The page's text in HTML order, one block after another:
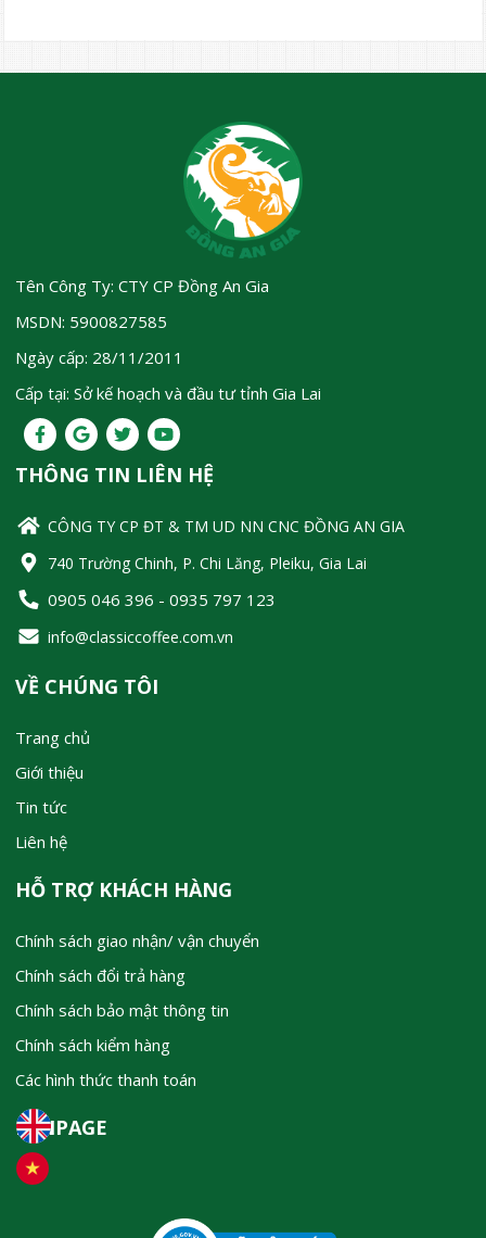
Tên Công Ty: CTY CP Đồng An Gia
MSDN: 5900827585
Ngày cấp: 28/11/2011
Cấp tại: Sở kế hoạch và đầu tư tỉnh Gia Lai
THÔNG TIN LIÊN HỆ
CÔNG TY CP ĐT & TM UD NN CNC ĐỒNG AN GIA
740 Trường Chinh, P. Chi Lăng, Pleiku, Gia Lai
0905 046 396 - 0935 797 123
info@classiccoffee.com.vn
VỀ CHÚNG TÔI
Trang chủ
Giới thiệu
Tin tức
Liên hệ
HỖ TRỢ KHÁCH HÀNG
Chính sách giao nhận/ vận chuyển
Chính sách đổi trả hàng
Chính sách bảo mật thông tin
Chính sách kiểm hàng
Các hình thức thanh toán
FANPAGE